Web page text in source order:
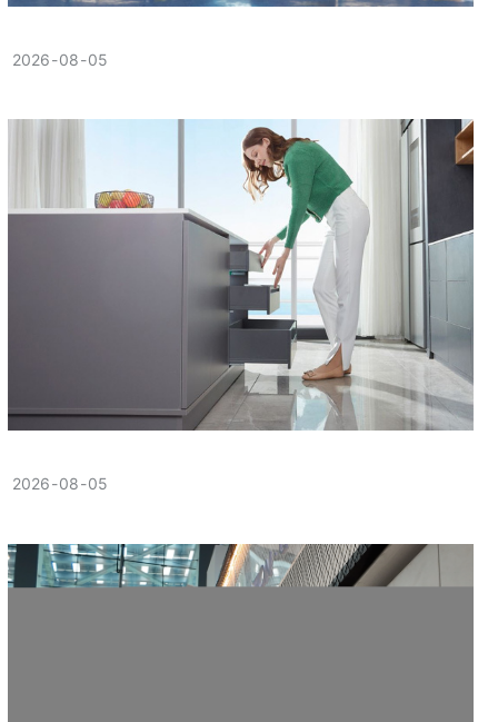
2026 08 05
2026 08 05